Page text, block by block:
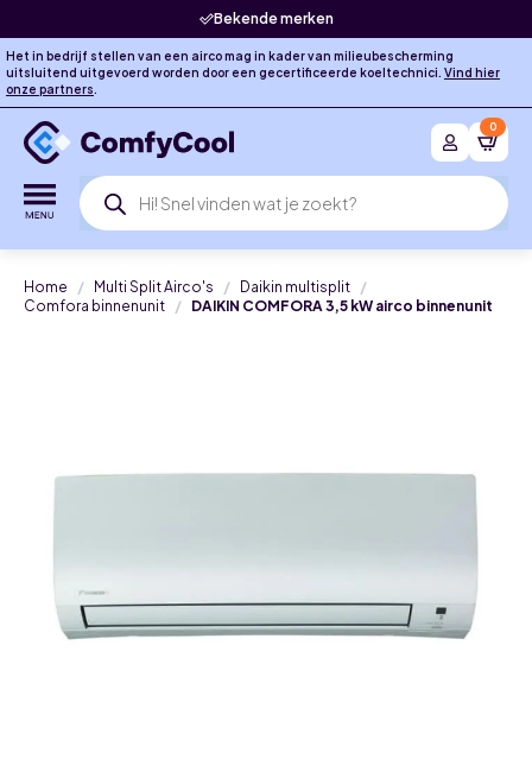
Bekende merken
Het in bedrijf stellen van een airco mag in kader van milieubescherming
uitsluitend uitgevoerd worden door een gecertificeerde koeltechnici. Vind hier
onze partners.
Producten
zoeken
0
Home Multi Split Airco's
Daikin multisplit
Comfora binnenunit
DAIKIN COMFORA 3,5 kW airco binnenunit